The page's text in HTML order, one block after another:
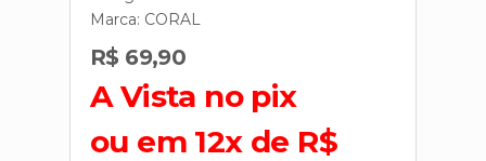
Marca: CORAL
R$ 69,90
A Vista no pix
ou em 12x de R$